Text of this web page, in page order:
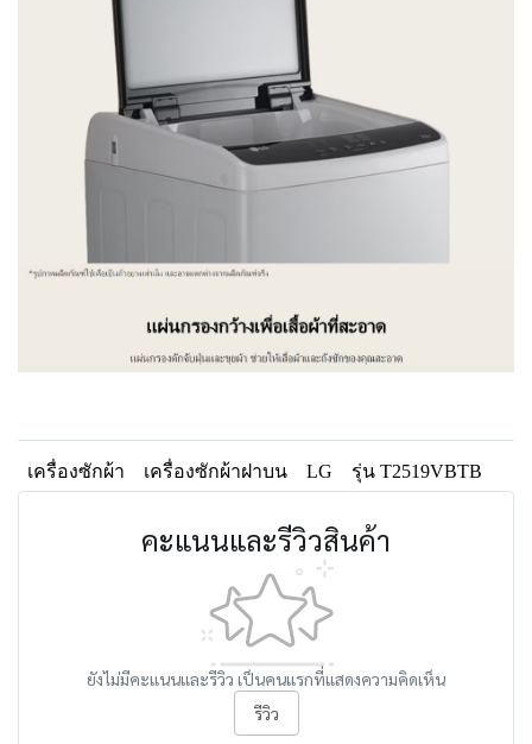
เครื่องซักผ้า เครื่องซักผ้าฝาบน LG รุ่น T2519VBTB
คะแนนและรีวิวสินค้า
ยังไม่มีคะแนนและรีวิว เป็นคนแรกที่แสดงความคิดเห็น
รีวิว